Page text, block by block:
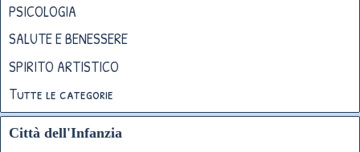
PSICOLOGIA
SALUTE E BENESSERE
SPIRITO ARTISTICO
Tutte le categorie
Città dell'Infanzia